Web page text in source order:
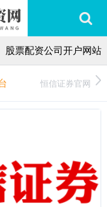
股票配资公司开户网站
恒信证券官网